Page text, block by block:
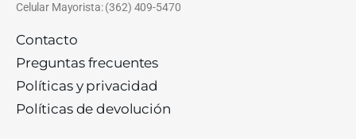
Celular Mayorista: (362) 409-5470
Contacto
Preguntas frecuentes
Políticas y privacidad
Políticas de devolución